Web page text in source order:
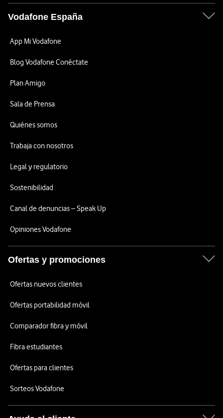
Vodafone España
App Mi Vodafone
Blog Vodafone Conéctate
Plan Amigo
Sala de Prensa
Quiénes somos
Trabaja con nosotros
Legal y regulatorio
Sostenibilidad
Canal de denuncias – Speak Up
Opiniones Vodafone
Ofertas y promociones
Ofertas nuevos clientes
Ofertas portabilidad móvil
Comparador fibra y móvil
Fibra estudiantes
Ofertas para clientes
Sorteos Vodafone